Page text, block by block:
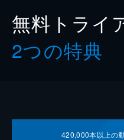
無料トライ
2つの特典
420,000本以上の